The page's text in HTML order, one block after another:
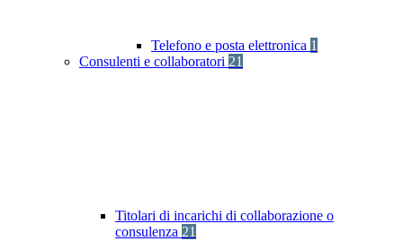
Telefono e posta elettronica 1
Consulenti e collaboratori 21
Titolari di incarichi di collaborazione o
consulenza 21